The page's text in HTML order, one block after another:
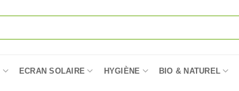
ECRAN SOLAIRE HYGIÈNE BIO & NATUREL